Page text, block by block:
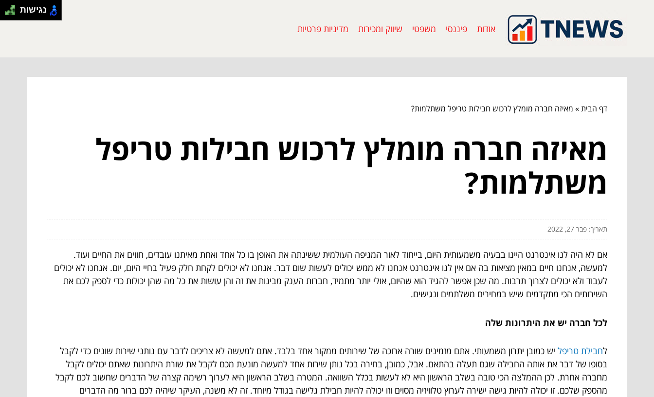
אודות פיננסי משפטי שיווק ומכירות מדיניות פרטיות
דף הבית» מאיזה חברה מומלץ לרכוש חבילות טריפל משתלמות?
מאיזה חברה מומלץ לרכוש חבילות טריפל
משתלמות?
תאריך: פבר 27, 2022
אם לא היה לנו אינטרנט היינו בבעיה משמעותית היום, בייחוד לאור המגיפה העולמית ששינתה את האופן בו כל אחד ואחת מאיתנו עובדים, חווים את החיים ועוד.
למעשה, אנחנו חיים במאין מציאות בה אם אין לנו אינטרנט אנחנו לא ממש יכולים לעשות שום דבר. אנחנו לא יכולים לקחת חלק פעיל בחיי היום, יום. אנחנו לא יכולים
לעבוד ולא יכולים לצרוך תרבות. מה שכן אפשר להגיד הוא שהיום, אולי יותר מתמיד, חברות הענק מבינות את זה והן עושות את כל מה שהן יכולות כדי לספק לכם את
השירותים הכי מתקדמים שיש במחירים משלתמים ונגישים.
לכל חברה יש את היתרונות שלה
לחבילת טריפל יש כמובן יתרון משמעותי. אתם מזמינים שורה ארוכה של שירותים ממקור אחד בלבד. אתם למעשה לא צריכים לדבר עם נותני שירות שונים כדי לקבל
בסופו של דבר את אותה החבילה שגם תעלה בהתאם. אבל, כמובן, בחירה בכל נותן שירות אחד למעשה מונעת מכם לקבל את שורת היתרונות שאתם יכולים לקבל
מחברה אחרת. לכן ההמלצה הכי טובה בשלב הראשון היא לא לעשות בכלל השוואה. המטרה בשלב הראשון היא לערוך רשימה קצרה של הדברים שחשוב לכם לקבל
מהספק שלכם. זו יכולה להיות גישה ישירה לערוץ טלוויזיה מסוים וזו יכולה להיות חבילת גלישה בגודל מיוחד. זה לא משנה, העיקר שיהיה לכם ברור מה הדברים
נגישות